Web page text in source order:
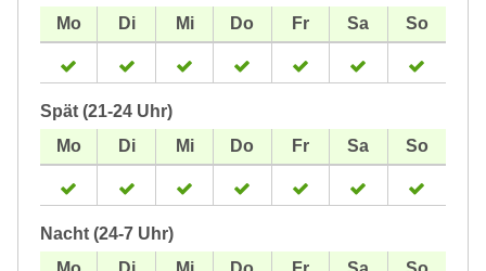
Spät (21-24 Uhr)
Nacht (24-7 Uhr)